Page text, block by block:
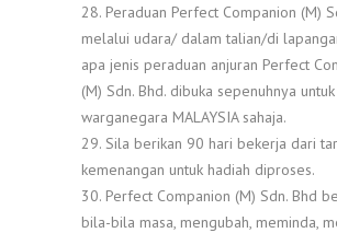
28. Peraduan Perfect Companion (M)
melalui udara/ dalam talian/di
apa jenis peraduan anjuran Perfect
(M) Sdn. Bhd. dibuka sepenuhnya untuk
warganegara MALAYSIA sahaja.
29. Sila berikan 90 hari bekerja dari
kemenangan untuk hadiah diproses.
30. Perfect Companion (M) Sdn. Bhd
bila-bila masa, mengubah, meminda,